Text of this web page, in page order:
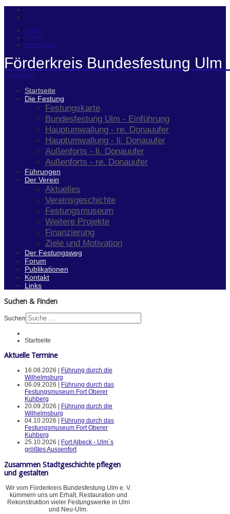
Login
Suche
Impressum
Förderkreis Bundesfestung Ulm
Navigation
Startseite
Die Festung
Festungskarte
Bundesfestung Ulm - Einführung
Hauptumwallung - re. Donauufer
Hauptumwallung - li. Donauufer
Außenforts - li. Donauufer
Außenforts - re. Donauufer
Führungen
Der Verein
Aktuelles
Vereinsgeschichte
Festungsmuseum
Weitere Projekte
Finanzierung
Ziele und Motivation
Der Festungsweg
Forum
Publikationen
Kontakt
Links
Suchen & Finden
Suchen
Startseite
Aktuelle Termine
16.08.2026 |
Führung durch die
Wilhelmsburg
06.09.2026 |
Führung durch das
Festungsmuseum Fort Oberer
Kuhberg
20.09.2026 |
Führung durch die
Wilhelmsburg
04.10.2026 |
Führung durch das
Festungsmuseum Fort Oberer
Kuhberg
25.10.2026 |
Fort Albeck - Ulm`s
größtes Aussenfort
Zusammen Stadtgeschichte pflegen
und gestalten
Wir vom Förderkreis Bundesfestung Ulm e. V.
kümmern uns um Erhalt, Restauration und
Rekonstruktion vieler Festungswerke in Ulm
und Neu-Ulm.